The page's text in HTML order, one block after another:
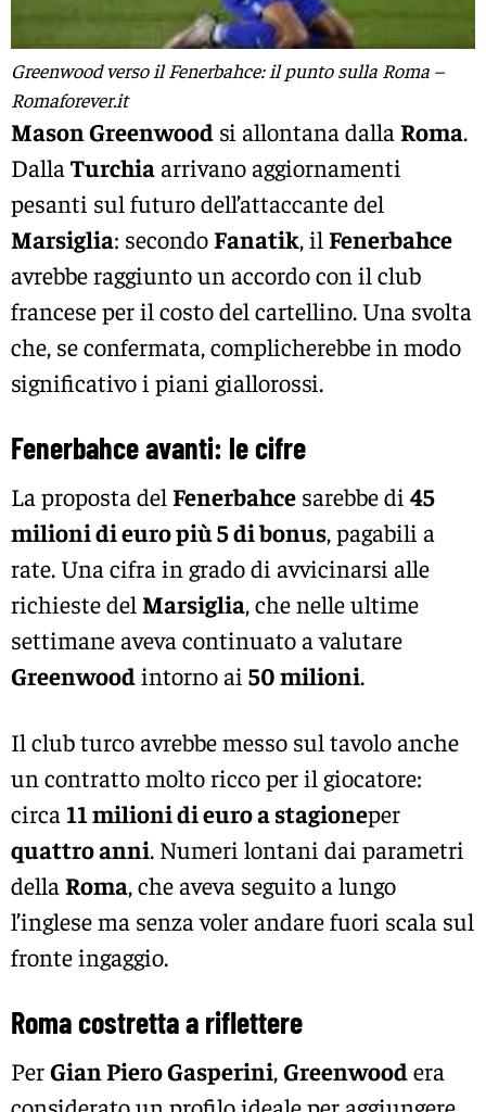
Greenwood verso il Fenerbahce: il punto sulla Roma –
Romaforever.it
Mason Greenwood si allontana dalla Roma.
Dalla Turchiaarrivano aggiornamenti
pesanti sul futuro dell’attaccante del
Marsiglia: secondoFanatik, il Fenerbahce
avrebbe raggiunto un accordo con il club
francese per il costo del cartellino. Una svolta
che, se confermata, complicherebbe in modo
significativo i piani giallorossi.
Fenerbahce avanti: le cifre
La proposta del Fenerbahce sarebbe di 45
milioni di euro più 5 di bonus, pagabili a
rate. Una cifra in grado di avvicinarsi alle
richieste del Marsiglia, che nelle ultime
settimane aveva continuato a valutare
Greenwoodintorno ai 50 milioni.
Il club turco avrebbe messo sul tavolo anche
un contratto molto ricco per il giocatore:
circa 11 milioni di euro a stagioneper
quattro anni. Numeri lontani dai parametri
della Roma, che aveva seguito a lungo
l’inglese ma senza voler andare fuori scala sul
fronte ingaggio.
Roma costretta a riflettere
PerGian Piero Gasperini,Greenwoodera